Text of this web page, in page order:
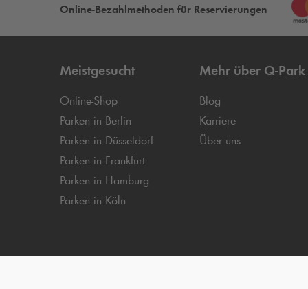
Online-Bezahlmethoden für Reservierungen
Meistgesucht
Online-Shop
Parken in Berlin
Parken in Düsseldorf
Parken in Frankfurt
Parken in Hamburg
Parken in Köln
Mehr über Q-Park
Blog
Karriere
Über uns